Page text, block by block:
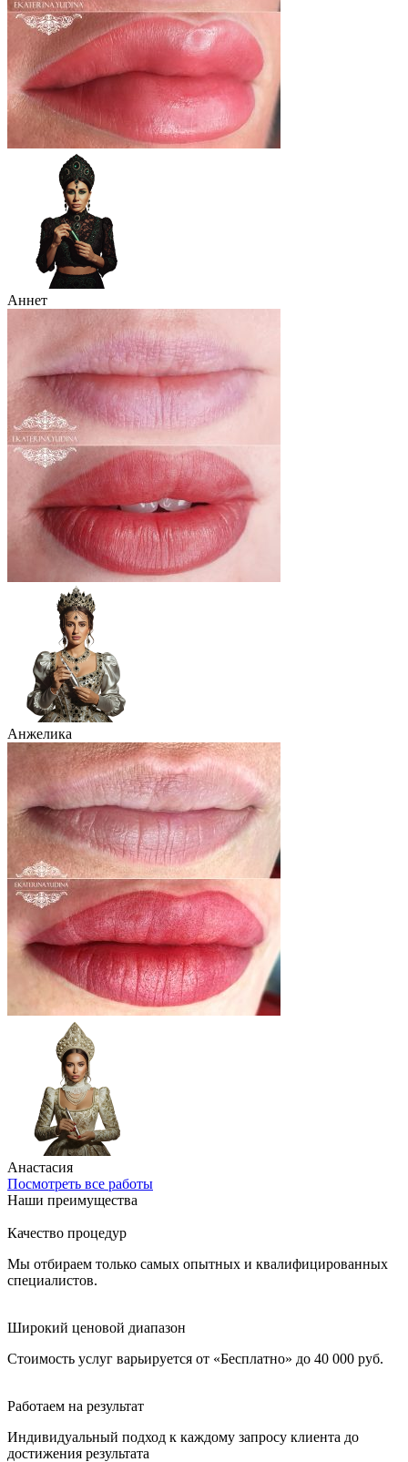
Аннет
Анжелика
Анастасия
Посмотреть все работы
Наши преимущества
Качество процедур
Мы отбираем только самых опытных и квалифицированных
специалистов.
Широкий ценовой диапазон
Стоимость услуг варьируется от «Бесплатно» до 40 000 руб.
Работаем на результат
Индивидуальный подход к каждому запросу клиента до
достижения результата